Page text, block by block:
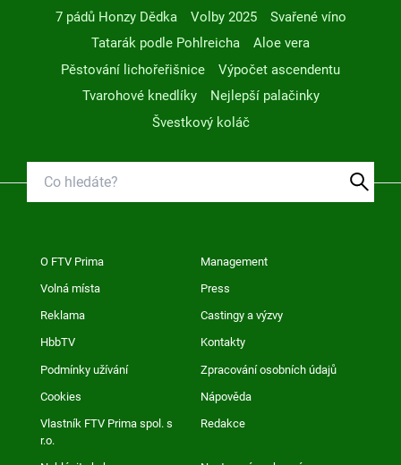
7 pádů Honzy Dědka
Volby 2025
Svařené víno
Tatarák podle Pohlreicha
Aloe vera
Pěstování lichořeřišnice
Výpočet ascendentu
Tvarohové knedlíky
Nejlepší palačinky
Švestkový koláč
O FTV Prima Management
Volná místa Press
Reklama Castingy a výzvy
HbbTV Kontakty
Podmínky užívání Zpracování osobních údajů
Cookies Nápověda
Vlastník FTV Prima spol. s
r.o.
Redakce